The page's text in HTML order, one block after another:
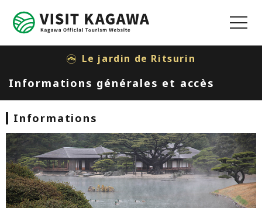
MENU
Le jardin de Ritsurin
Informations générales et accès
Informations